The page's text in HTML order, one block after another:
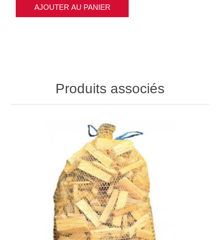
AJOUTER AU PANIER
Produits associés